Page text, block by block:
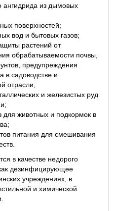
ангидрида из дымовых
поверхностей;
вод и бытовых газов;
растений от
обрабатываемости почвы,
предупреждения
в садоводстве и
отрасли;
и железистых руд
для животных и подкормок в
питания для смешивания
в качестве недорого
дезинфицирующее
учреждениях, в
и химической